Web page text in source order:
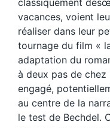
classiquement
vacances, voient
réaliser dans leur
tournage du film «
adaptation du
à deux pas de chez
engagé,
au centre de la
le test de Bechdel.